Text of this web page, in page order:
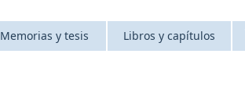
Memorias y tesis Libros y capítulos